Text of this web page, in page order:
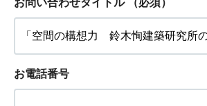
お問い合わせタイトル （必須）
お電話番号